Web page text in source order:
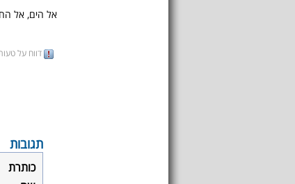
אל הים, אל
דווח על
תגובות
כותרת